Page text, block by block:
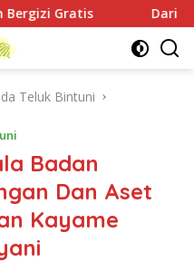
Babo, Kapolres Teluk
Teluk Bintuni
Badan
Dan Aset
Kayame